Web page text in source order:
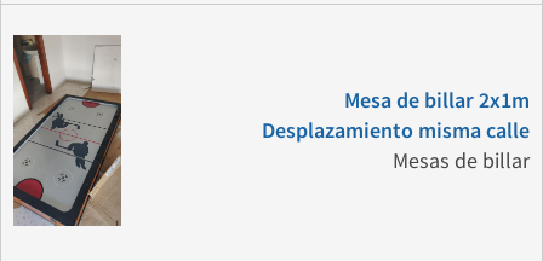
Mesa de billar 2x1m
Desplazamiento misma calle
Mesas de billar